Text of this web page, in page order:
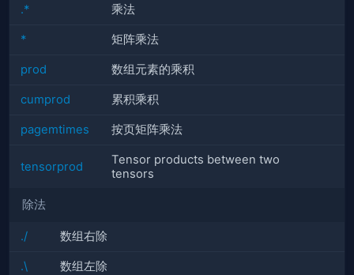
.* 乘法
* 矩阵乘法
prod 数组元素的乘积
cumprod 累积乘积
pagemtimes 按页矩阵乘法
tensorprod
Tensor products between two
tensors
除法
./ 数组右除
.\ 数组左除